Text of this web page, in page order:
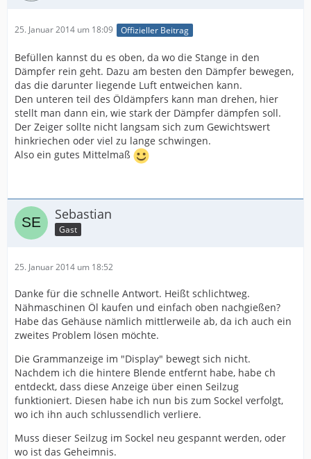
25. Januar 2014 um 18:09 Offizieller Beitrag
Befüllen kannst du es oben, da wo die Stange in den
Dämpfer rein geht. Dazu am besten den Dämpfer bewegen,
das die darunter liegende Luft entweichen kann.
Den unteren teil des Öldämpfers kann man drehen, hier
stellt man dann ein, wie stark der Dämpfer dämpfen soll.
Der Zeiger sollte nicht langsam sich zum Gewichtswert
hinkriechen oder viel zu lange schwingen.
Also ein gutes Mittelmaß
Sebastian
Gast
25. Januar 2014 um 18:52
Danke für die schnelle Antwort. Heißt schlichtweg.
Nähmaschinen Öl kaufen und einfach oben nachgießen?
Habe das Gehäuse nämlich mittlerweile ab, da ich auch ein
zweites Problem lösen möchte.
Die Grammanzeige im "Display" bewegt sich nicht.
Nachdem ich die hintere Blende entfernt habe, habe ch
entdeckt, dass diese Anzeige über einen Seilzug
funktioniert. Diesen habe ich nun bis zum Sockel verfolgt,
wo ich ihn auch schlussendlich verliere.
Muss dieser Seilzug im Sockel neu gespannt werden, oder
wo ist das Geheimnis.